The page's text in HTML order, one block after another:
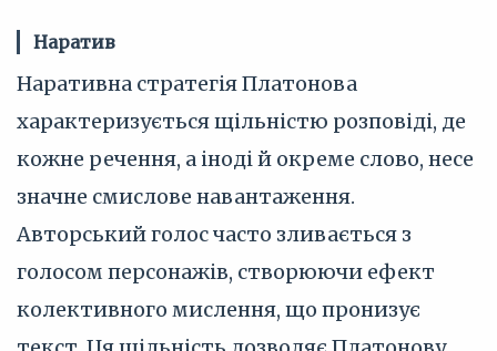
Наратив
Наративна стратегія Платонова
характеризується щільністю розповіді, де
кожне речення, а іноді й окреме слово, несе
значне смислове навантаження.
Авторський голос часто зливається з
голосом персонажів, створюючи ефект
колективного мислення, що пронизує